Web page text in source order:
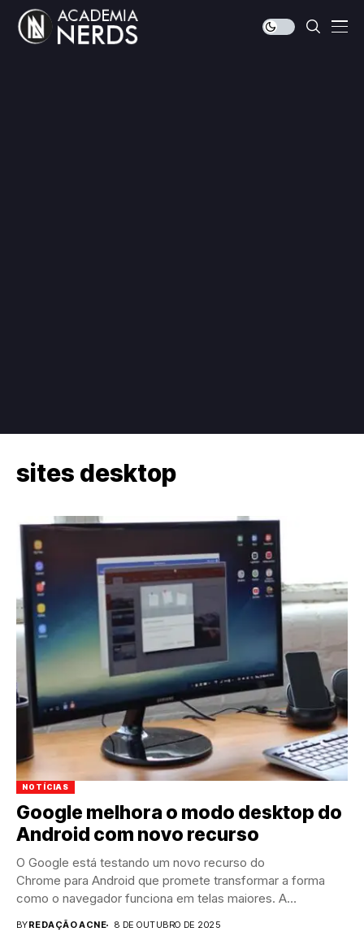
sites desktop
NOTÍCIAS
Google melhora o modo desktop do
Android com novo recurso
O Google está testando um novo recurso do
Chrome para Android que promete transformar a forma
como o navegador funciona em telas maiores. A
atualização faz parte de uma...
BYREDAÇÃO ACNE 8 DE OUTUBRO DE 2025